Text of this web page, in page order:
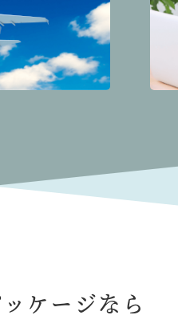
ケージなら